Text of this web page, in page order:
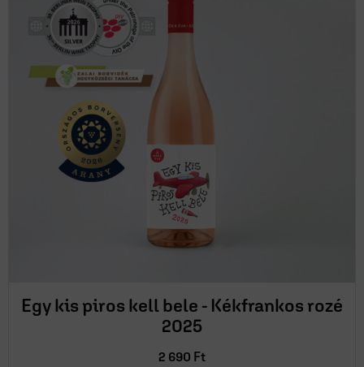
Egy kis piros kell bele - Kékfrankos rozé
2025
2 690 Ft